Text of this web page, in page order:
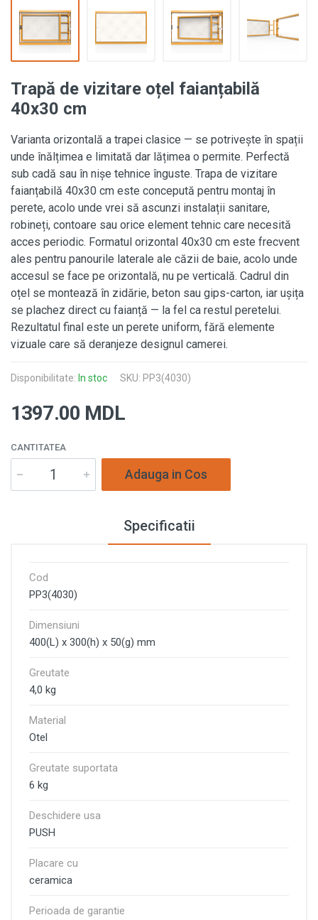
Trapă de vizitare oțel faianțabilă
40x30 cm
Varianta orizontală a trapei clasice — se potrivește în spații
unde înălțimea e limitată dar lățimea o permite. Perfectă
sub cadă sau în nișe tehnice înguste. Trapa de vizitare
faianțabilă 40x30 cm este concepută pentru montaj în
perete, acolo unde vrei să ascunzi instalații sanitare,
robineți, contoare sau orice element tehnic care necesită
acces periodic. Formatul orizontal 40x30 cm este frecvent
ales pentru panourile laterale ale căzii de baie, acolo unde
accesul se face pe orizontală, nu pe verticală. Cadrul din
oțel se montează în zidărie, beton sau gips-carton, iar ușița
se plachez direct cu faianță — la fel ca restul peretelui.
Rezultatul final este un perete uniform, fără elemente
vizuale care să deranjeze designul camerei.
Disponibilitate: In stoc SKU: PP3(4030)
1397.00 MDL
CANTITATEA
Specificatii
Cod
PP3(4030)
Dimensiuni
400(L) х 300(h) х 50(g) mm
Greutate
4,0 kg
Material
Otel
Greutate suportata
6 kg
Deschidere usa
PUSH
Placare cu
ceramica
Perioada de garantie